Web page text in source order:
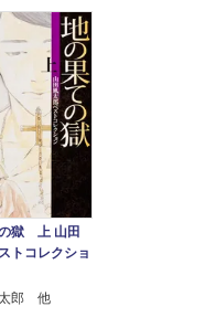
獄 上 山田
トコレクショ
郎 他